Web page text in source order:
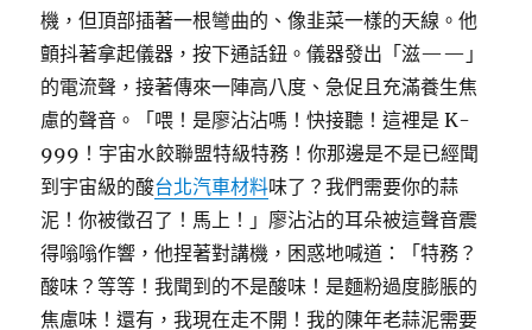
機，但頂部插著一根彎曲的、像韭菜一樣的天線。他
顫抖著拿起儀器，按下通話鈕。儀器發出「滋——」
的電流聲，接著傳來一陣高八度、急促且充滿養生焦
慮的聲音。「喂！是廖沾沾嗎！快接聽！這裡是 K-
999！宇宙水餃聯盟特級特務！你那邊是不是已經聞
到宇宙級的酸台北汽車材料味了？我們需要你的蒜
泥！你被徵召了！馬上！」廖沾沾的耳朵被這聲音震
得嗡嗡作響，他捏著對講機，困惑地喊道：「特務？
酸味？等等！我聞到的不是酸味！是麵粉過度膨脹的
焦慮味！還有，我現在走不開！我的陳年老蒜泥需要